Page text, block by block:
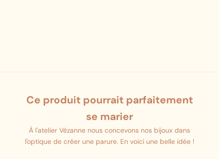
Ce produit pourrait parfaitement
se marier
À l'atelier Vézanne nous concevons nos bijoux dans
l'optique de créer une parure. En voici une belle idée !